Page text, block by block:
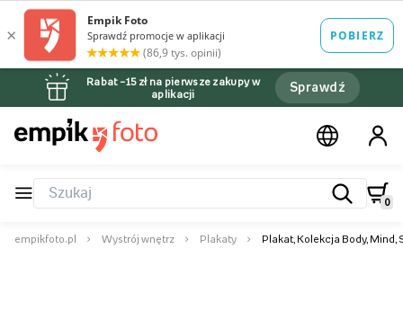
Rabat –15 zł na pierwsze zakupy w
aplikacji
Sprawdź
0
empikfoto.pl Wystrój wnętrz Plakaty Plakat, Kolekcja Body, Mind,